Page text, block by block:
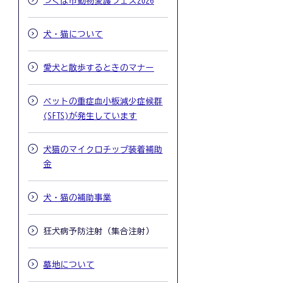
犬・猫について
愛犬と散歩するときのマナー
ペットの重症血小板減少症候群
(SFTS)が発生しています
犬猫のマイクロチップ装着補助
金
犬・猫の補助事業
狂犬病予防注射（集合注射）
墓地について